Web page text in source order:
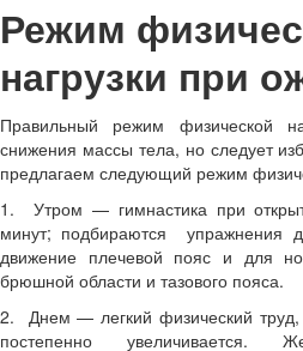
Режим
нагрузки при
Правильный режим физической
снижения массы тела, но следует
предлагаем следующий режим
1. Утром — гимнастика при
минут; подбираются упражнения
движение плечевой пояс и для
брюшной области и тазового пояса.
2. Днем — легкий физический труд,
постепенно увеличивается.